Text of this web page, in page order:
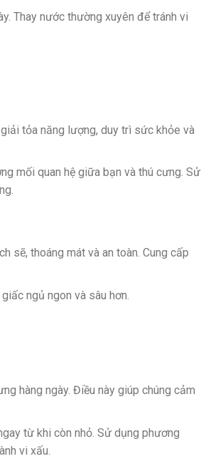
Thay nước thường xuyên để tránh vi
tỏa năng lượng, duy trì sức khỏe và
mối quan hệ giữa bạn và thú cưng. Sử
sẽ, thoáng mát và an toàn. Cung cấp
ngủ ngon và sâu hơn.
hàng ngày. Điều này giúp chúng cảm
từ khi còn nhỏ. Sử dụng phương
vi xấu.